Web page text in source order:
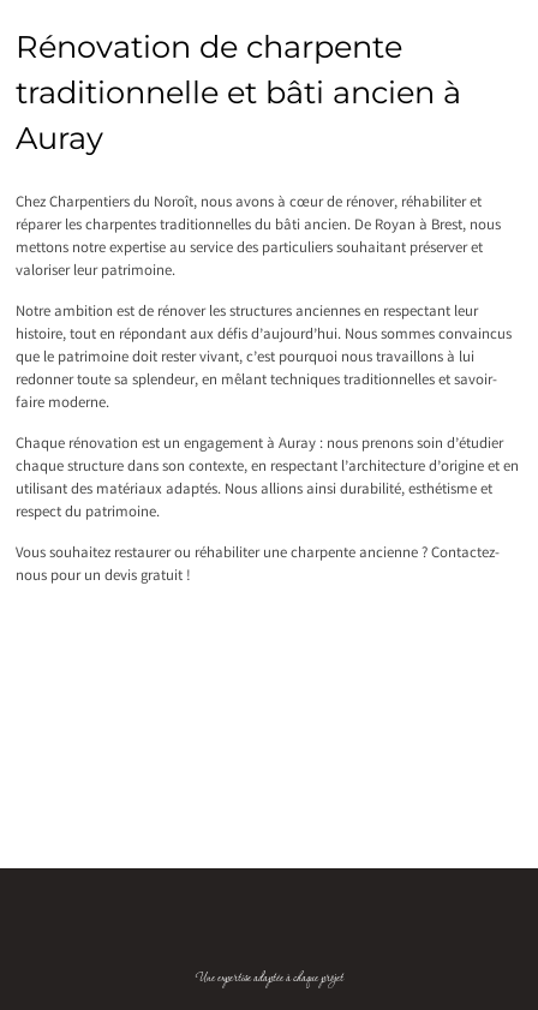
Rénovation de charpente
traditionnelle et bâti ancien à
Auray
Chez Charpentiers du Noroît, nous avons à cœur de rénover, réhabiliter et
réparer les charpentes traditionnelles du bâti ancien. De Royan à Brest, nous
mettons notre expertise au service des particuliers souhaitant préserver et
valoriser leur patrimoine.
Notre ambition est de rénover les structures anciennes en respectant leur
histoire, tout en répondant aux défis d’aujourd’hui. Nous sommes convaincus
que le patrimoine doit rester vivant, c’est pourquoi nous travaillons à lui
redonner toute sa splendeur, en mêlant techniques traditionnelles et savoir-
faire moderne.
Chaque rénovation est un engagement à Auray : nous prenons soin d’étudier
chaque structure dans son contexte, en respectant l’architecture d’origine et en
utilisant des matériaux adaptés. Nous allions ainsi durabilité, esthétisme et
respect du patrimoine.
Vous souhaitez restaurer ou réhabiliter une charpente ancienne ? Contactez-
nous pour un devis gratuit !
Une expertise adaptée à chaque projet